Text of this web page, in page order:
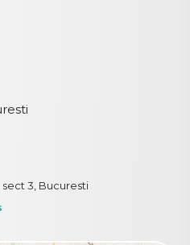
sect 3, Bucuresti